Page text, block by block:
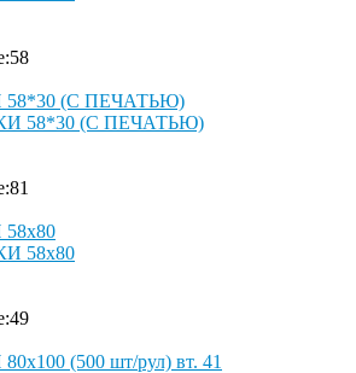
58
(С ПЕЧАТЬЮ)
81
49
(500 шт/рул) вт. 41